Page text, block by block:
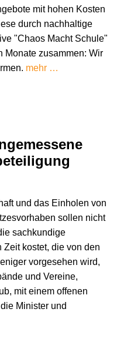
mit hohen Kosten
durch nachhaltige
"Chaos Macht Schule"
Monate zusammen: Wir
mehr …
und das Einholen von
sollen nicht
sachkundige
Zeit kostet, die von den
vorgesehen wird,
und Vereine,
mit einem offenen
Minister und